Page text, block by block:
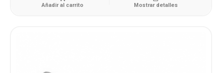
Añadir al carrito Mostrar detalles